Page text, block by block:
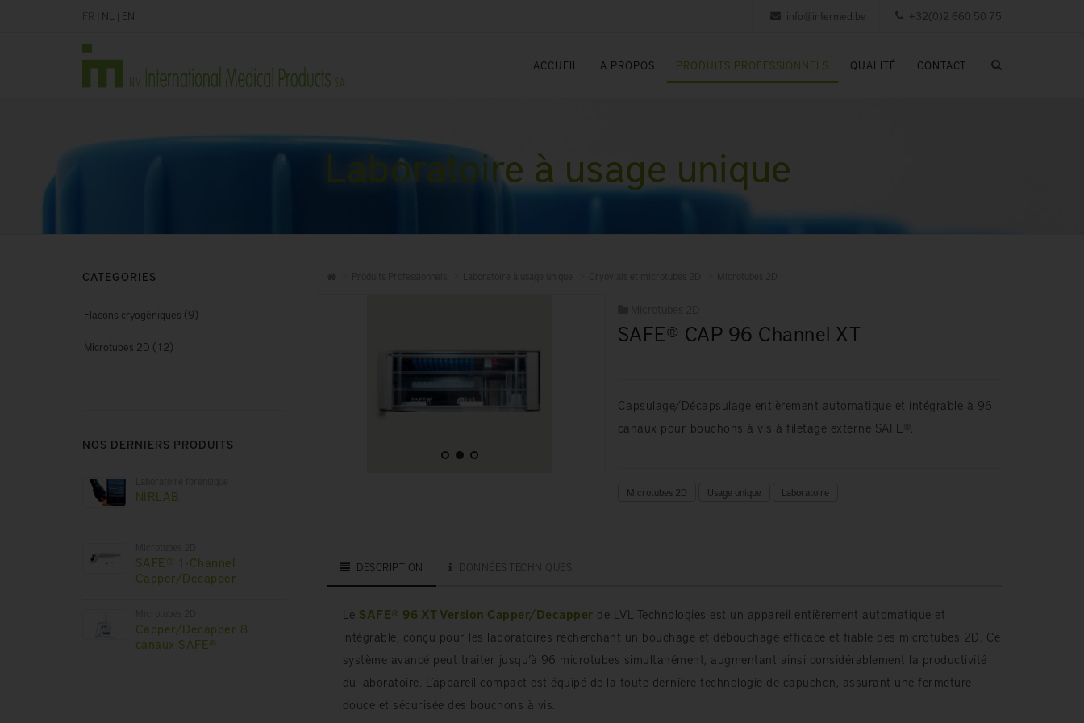
| NL | EN +32(0)2 660 50 75
info@intermed.be
ACCUEIL A PROPOS PRODUITS PROFESSIONNELS QUALITÉ CONTACT
Laboratoire à usage unique
SAFE® CAP 96 Channel XT
Capsulage/Décapsulage entièrement automatique et intégrable à 96
canaux pour bouchons à vis à filetage externe SAFE®.
Microtubes 2D Usage unique Laboratoire
DESCRIPTION DONNÉES TECHNIQUES
Le SAFE® 96 XT Version Capper/Decapper de LVL Technologies est un appareil entièrement automatique et
intégrable, conçu pour les laboratoires recherchant un bouchage et débouchage efficace et fiable des microtubes 2D. Ce
système avancé peut traiter jusqu’à 96 microtubes simultanément, augmentant ainsi considérablement la productivité
du laboratoire. L’appareil compact est équipé de la toute dernière technologie de capuchon, assurant une fermeture
douce et sécurisée des bouchons à vis.
CATEGORIES
Flacons cryogéniques (9)
Microtubes 2D (12)
NOS DERNIERS PRODUITS
NIRLAB
SAFE® 1-Channel
Capper/Decapper
Capper/Decapper 8
canaux SAFE®